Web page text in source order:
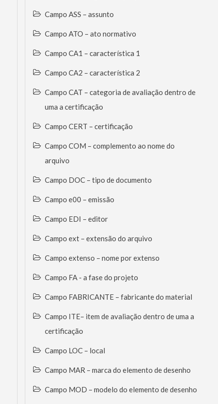
Campo ASS – assunto
Campo ATO – ato normativo
Campo CA1 – característica 1
Campo CA2 – característica 2
Campo CAT – categoria de avaliação dentro de
uma a certificação
Campo CERT – certificação
Campo COM – complemento ao nome do
arquivo
Campo DOC – tipo de documento
Campo e00 – emissão
Campo EDI – editor
Campo ext – extensão do arquivo
Campo extenso – nome por extenso
Campo FA - a fase do projeto
Campo FABRICANTE – fabricante do material
Campo ITE– item de avaliação dentro de uma a
certificação
Campo LOC – local
Campo MAR – marca do elemento de desenho
Campo MOD – modelo do elemento de desenho